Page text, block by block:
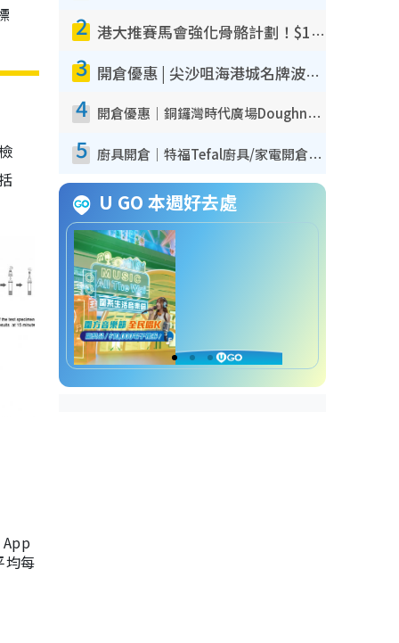
均每
2 港大推賽馬會強化骨骼計劃！$100骨質密度X光檢查 完成免費運動訓練送超市禮券！附參加資格
3 開倉優惠 | 尖沙咀海港城名牌波鞋開倉低至1折！On鞋$899起／Joy&Peace鞋履$98起
4 開倉優惠｜銅鑼灣時代廣場Doughnut/Campo Marzio開倉低至1折！背囊、書包、手袋劈價$200起
5 廚具開倉｜特福Tefal廚具/家電開倉低至3折！$220起買平底鍋/炒鑊/湯煲！電飯煲/吸塵機/燙斗$418起
U GO 本週好去處